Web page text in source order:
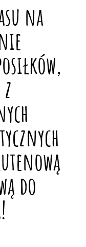
na
do